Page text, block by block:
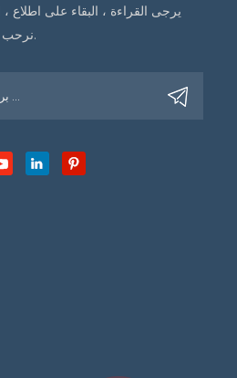
يرجى القراءة ، البقاء على اطلاع
نرحب بك لتخبرنا برأيك.